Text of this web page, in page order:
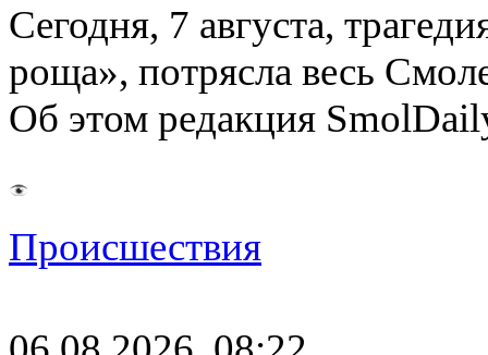
Сегодня, 7 августа,
роща», потрясла весь
Об этом редакция
Происшествия